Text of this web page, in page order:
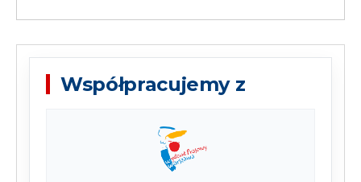
Współpracujemy z